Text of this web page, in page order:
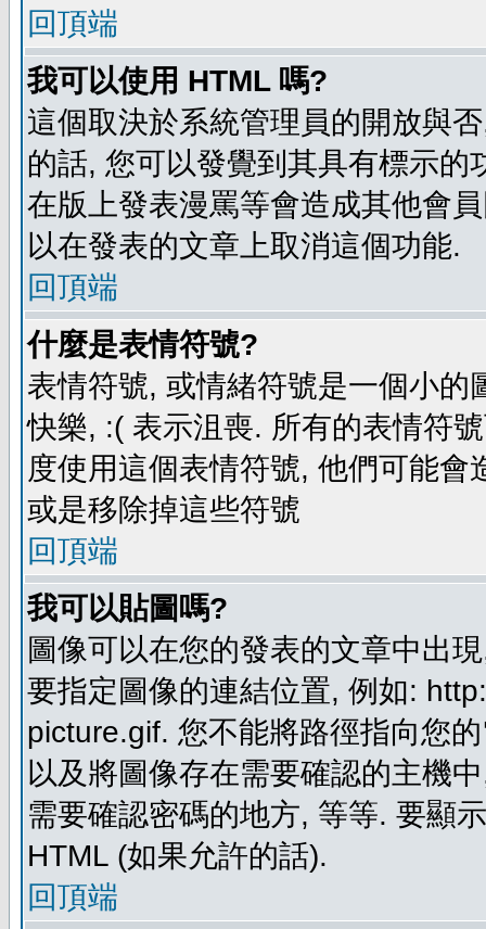
回頂端
我可以使用 HTML 嗎?
這個取決於系統管理員的開放與
的話, 您可以發覺到其具有標示
在版上發表漫罵等會造成其他會
以在發表的文章上取消這個功能.
回頂端
什麼是表情符號?
表情符號, 或情緒符號是一個小
快樂, :( 表示沮喪. 所有的表情符
度使用這個表情符號, 他們可能
或是移除掉這些符號
回頂端
我可以貼圖嗎?
圖像可以在您的發表的文章中出
要指定圖像的連結位置, 例如:
picture.gif. 您不能將路徑指向您
以及將圖像存在需要確認的主機
需要確認密碼的地方, 等等. 要顯
HTML (如果允許的話).
回頂端